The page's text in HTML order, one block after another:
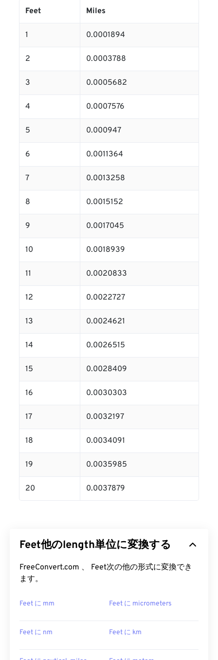
Feet Miles
1 0.0001894
2 0.0003788
3 0.0005682
4 0.0007576
5 0.000947
6 0.0011364
7 0.0013258
8 0.0015152
9 0.0017045
10 0.0018939
11 0.0020833
12 0.0022727
13 0.0024621
14 0.0026515
15 0.0028409
16 0.0030303
17 0.0032197
18 0.0034091
19 0.0035985
20 0.0037879
Feet他のlength単位に変換する
FreeConvert.com 、 Feet次の他の形式に変換でき
ます。
Feet に mm Feet に micrometers
Feet に nm Feet に km